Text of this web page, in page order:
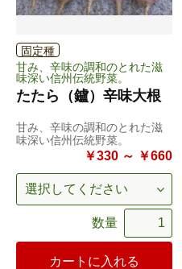
固定種
甘み、辛味の調和のとれた滋
味深い信州伝統野菜。
たたら（鑪）辛味大根
甘み、辛味の調和のとれた滋
味深い信州伝統野菜。
￥330 ～ ￥660
数量
カートに入れる